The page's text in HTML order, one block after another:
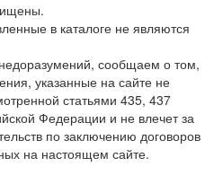
в каталоге не являются
сообщаем о том,
указанные на сайте не
статьями 435, 437
Федерации и не влечет за
по заключению договоров
на настоящем сайте.